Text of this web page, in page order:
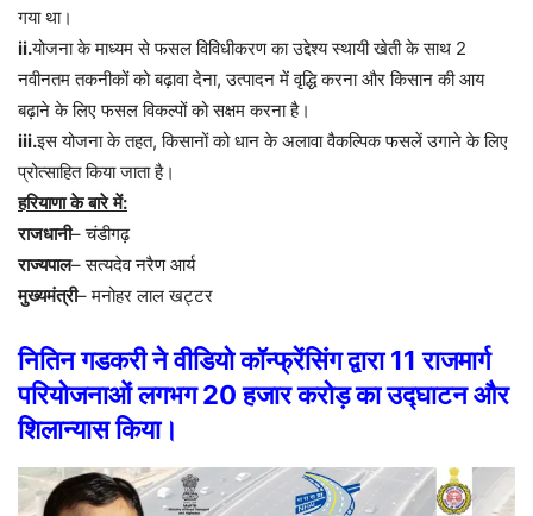
गया था।
ii.योजना के माध्यम से फसल विविधीकरण का उद्देश्य स्थायी खेती के साथ 2
नवीनतम तकनीकों को बढ़ावा देना,उत्पादन में वृद्धि करना और किसान की आय
बढ़ाने के लिए फसल विकल्पों को सक्षम करना है।
iii.इस योजना के तहत,किसानों को धान के अलावा वैकल्पिक फसलें उगाने के लिए
प्रोत्साहित किया जाता है।
हरियाणा के बारे में:
राजधानी–चंडीगढ़
राज्यपाल–सत्यदेव नरैण आर्य
मुख्यमंत्री–मनोहर लाल खट्टर
नितिनगडकरीनेवीडियोकॉन्फ्रेंसिंगद्वारा11राजमार्ग
परियोजनाओंलगभग20हजारकरोड़काउद्घाटनऔर
शिलान्यासकिया।